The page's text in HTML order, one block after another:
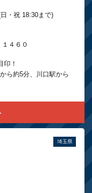
・祝 18:30まで)
４６０
印！
ら約5分、川口駅から
埼玉県